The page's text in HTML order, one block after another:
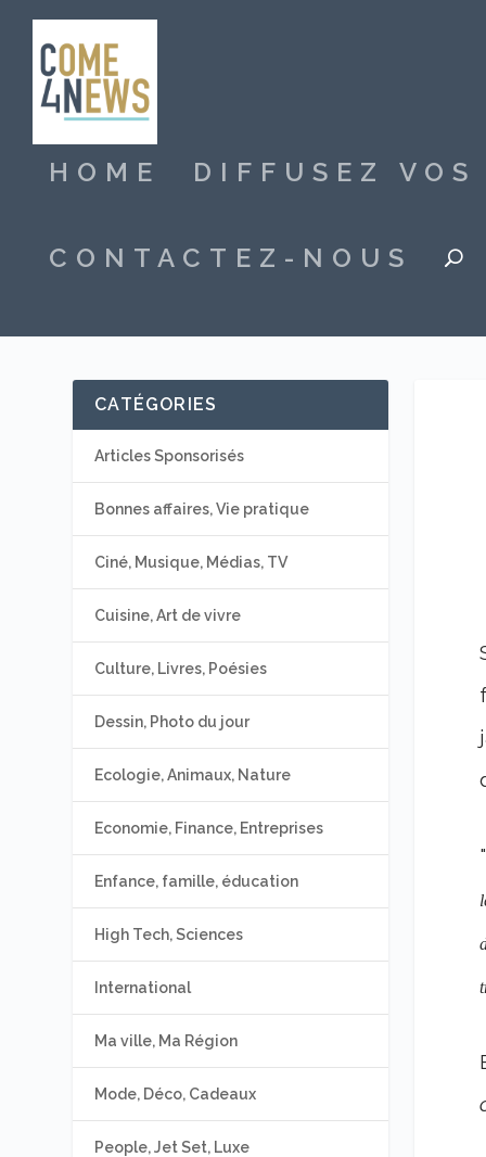
HOME DIFFUSEZ
CONTACTEZ-NOUS
"
CATÉGORIES
Articles Sponsorisés
Bonnes affaires, Vie pratique
Ciné, Musique, Médias, TV
Cuisine, Art de vivre
Culture, Livres, Poésies
Dessin, Photo du jour
Ecologie, Animaux, Nature
Economie, Finance, Entreprises
Enfance, famille, éducation
High Tech, Sciences
International
Ma ville, Ma Région
Mode, Déco, Cadeaux
People, Jet Set, Luxe